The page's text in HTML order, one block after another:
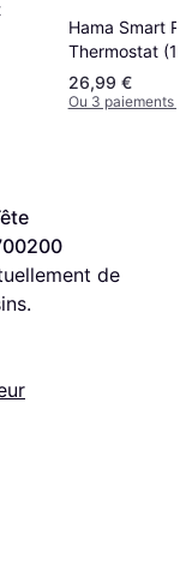
Hama Smart
Thermostat
26,99 €
Ou 3 paiements
de